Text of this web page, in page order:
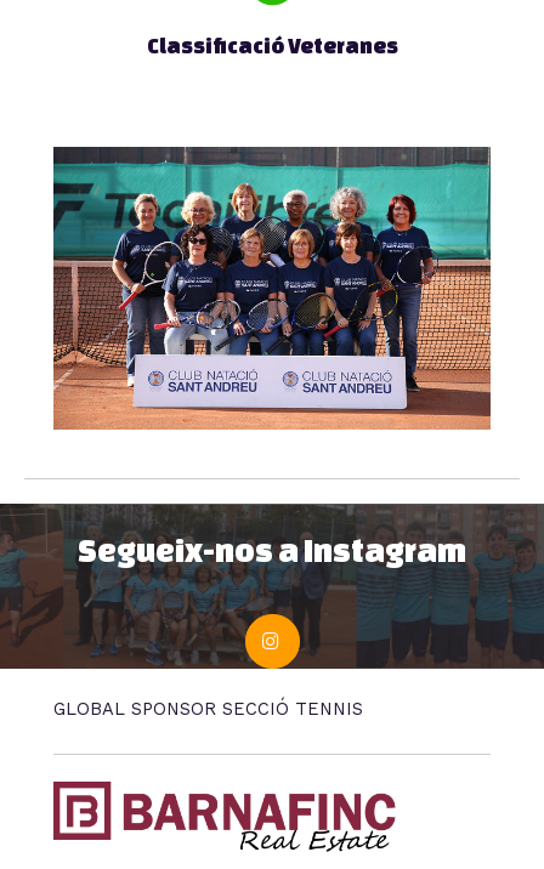
Classificació Veteranes
Segueix-nos a Instagram
GLOBAL SPONSOR SECCIÓ TENNIS